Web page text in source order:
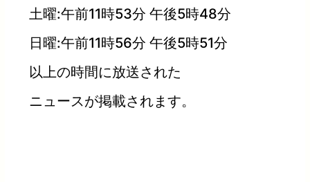
土曜:午前11時53分 午後5時48分
日曜:午前11時56分 午後5時51分
以上の時間に放送された
ニュースが掲載されます。